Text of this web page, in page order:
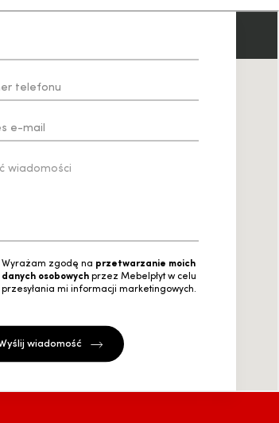
Wyrażam zgodę na przetwarzanie moich
danych osobowychprzez Mebelpłyt w celu
przesyłania mi informacji marketingowych.